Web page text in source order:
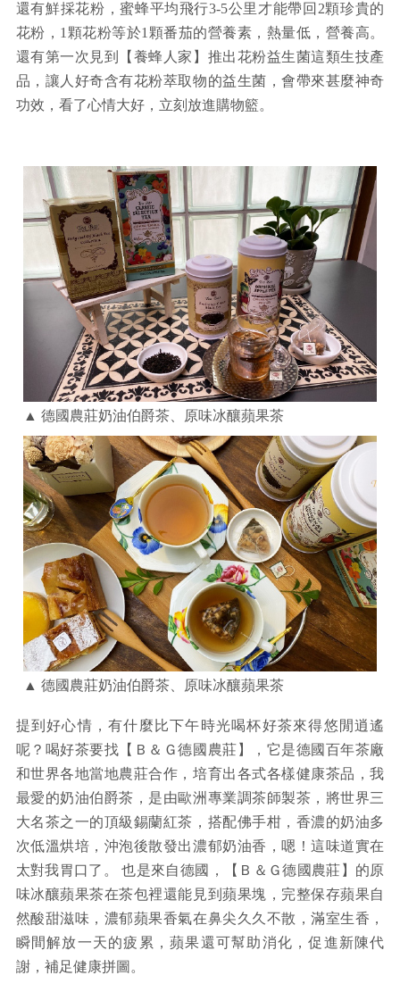
還有鮮採花粉，蜜蜂平均飛行3-5公里才能帶回2顆珍貴的
花粉，1顆花粉等於1顆番茄的營養素，熱量低，營養高。
還有第一次見到【養蜂人家】推出花粉益生菌這類生技產
品，讓人好奇含有花粉萃取物的益生菌，會帶來甚麼神奇
功效，看了心情大好，立刻放進購物籃。
▲ 德國農莊奶油伯爵茶、原味冰釀蘋果茶
▲ 德國農莊奶油伯爵茶、原味冰釀蘋果茶
提到好心情，有什麼比下午時光喝杯好茶來得悠閒逍遙
呢？喝好茶要找【Ｂ＆Ｇ德國農莊】，它是德國百年茶廠
和世界各地當地農莊合作，培育出各式各樣健康茶品，我
最愛的奶油伯爵茶，是由歐洲專業調茶師製茶，將世界三
大名茶之一的頂級錫蘭紅茶，搭配佛手柑，香濃的奶油多
次低溫烘培，沖泡後散發出濃郁奶油香，嗯！這味道實在
太對我胃口了。 也是來自德國，【Ｂ＆Ｇ德國農莊】的原
味冰釀蘋果茶在茶包裡還能見到蘋果塊，完整保存蘋果自
然酸甜滋味，濃郁蘋果香氣在鼻尖久久不散，滿室生香，
瞬間解放一天的疲累，蘋果還可幫助消化，促進新陳代
謝，補足健康拼圖。